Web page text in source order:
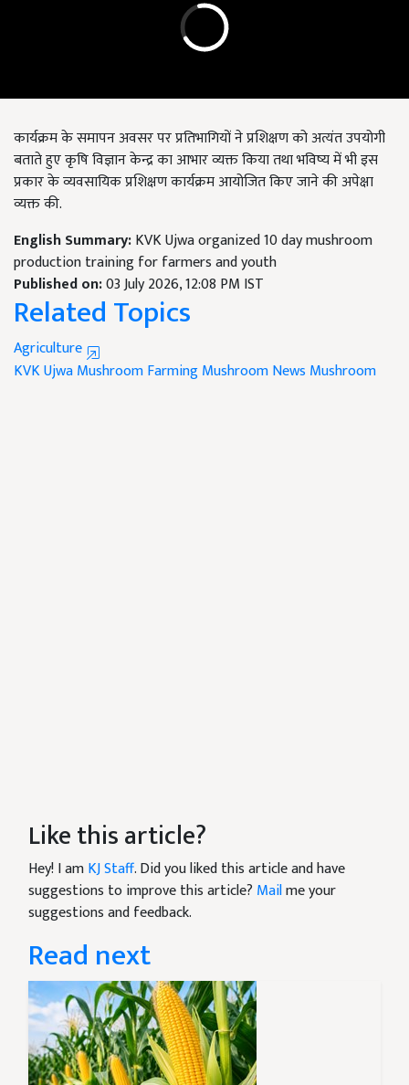
कार्यक्रम के समापन अवसर पर प्रतिभागियों ने प्रशिक्षण को अत्यंत उपयोगी
बताते हुए कृषि विज्ञान केन्द्र का आभार व्यक्त किया तथा भविष्य में भी इस
प्रकार के व्यवसायिक प्रशिक्षण कार्यक्रम आयोजित किए जाने की अपेक्षा
व्यक्त की.
English Summary:KVK Ujwa organized 10 day mushroom
production training for farmers and youth
Published on:03 July 2026, 12:08 PM IST
Related Topics
Agriculture
KVK UjwaMushroom FarmingMushroom News Mushroom
Like this article?
Hey! I amKJ Staff. Did you liked this article and have
suggestions to improve this article? Mailme your
suggestions and feedback.
Read next